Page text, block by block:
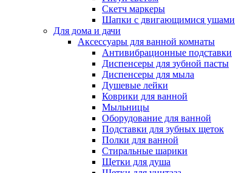
Скетч маркеры
Шапки с двигающимися ушами
Для дома и дачи
Аксессуары для ванной комнаты
Антивибрационные подставки
Диспенсеры для зубной пасты
Диспенсеры для мыла
Душевые лейки
Коврики для ванной
Мыльницы
Оборудование для ванной
Подставки для зубных щеток
Полки для ванной
Стиральные шарики
Щетки для душа